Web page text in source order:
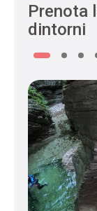
Prenota
dintorni